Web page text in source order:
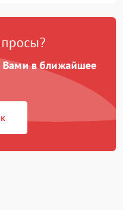
Вами в ближайшее